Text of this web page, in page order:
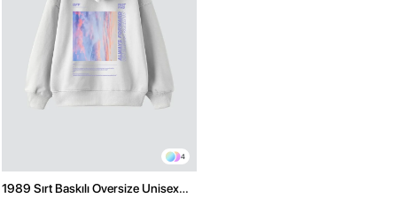
4
1989 Sırt Baskılı Oversize Unisex